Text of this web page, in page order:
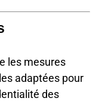
les mesures
adaptées pour
des